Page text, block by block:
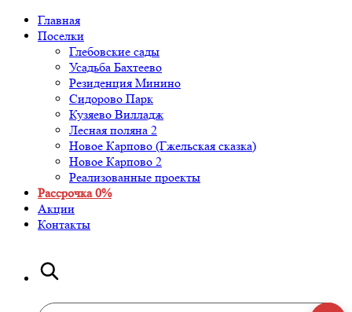
Главная
Поселки
Глебовские сады
Усадьба Бахтеево
Резиденция Минино
Сидорово Парк
Кузяево Вилладж
Лесная поляна 2
Новое Карпово (Гжельская сказка)
Новое Карпово 2
Реализованные проекты
Рассрочка 0%
Акции
Контакты